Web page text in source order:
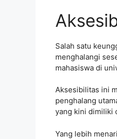
Salah satu
menghalangi
mahasiswa di
Aksesibilitas ini
penghalang
yang kini dimiliki
Yang lebih